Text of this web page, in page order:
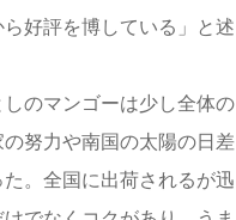
好評を博している」と述
のマンゴーは少し全体の
努力や南国の太陽の日差
。全国に出荷されるが迅